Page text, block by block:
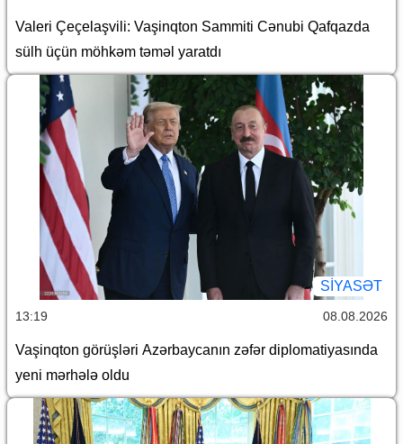
Valeri Çeçelaşvili: Vaşinqton Sammiti Cənubi Qafqazda
sülh üçün möhkəm təməl yaratdı
SİYASƏT
13:19 08.08.2026
Vaşinqton görüşləri Azərbaycanın zəfər diplomatiyasında
yeni mərhələ oldu